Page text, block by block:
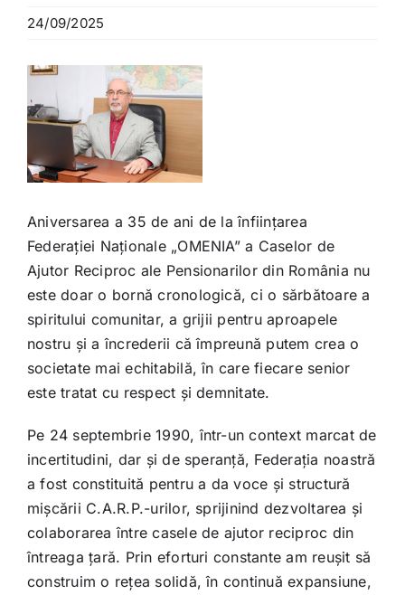
24/09/2025
View
Larger
Image
Aniversarea a 35 de ani de la înființarea
Federației Naționale „OMENIA” a Caselor de
Ajutor Reciproc ale Pensionarilor din România nu
este doar o bornă cronologică, ci o sărbătoare a
spiritului comunitar, a grijii pentru aproapele
nostru și a încrederii că împreună putem crea o
societate mai echitabilă, în care fiecare senior
este tratat cu respect și demnitate.
Pe 24 septembrie 1990, într-un context marcat de
incertitudini, dar și de speranță, Federația noastră
a fost constituită pentru a da voce și structură
mișcării C.A.R.P.-urilor, sprijinind dezvoltarea și
colaborarea între casele de ajutor reciproc din
întreaga țară. Prin eforturi constante am reușit să
construim o rețea solidă, în continuă expansiune,